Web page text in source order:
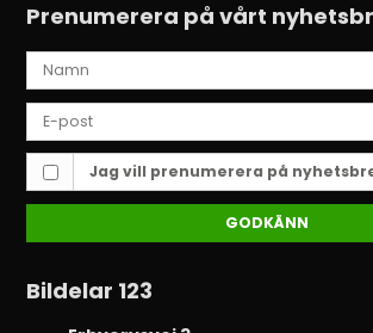
Prenumerera på vårt
Jag vill prenumerera på
GODKÄNN
Bildelar 123